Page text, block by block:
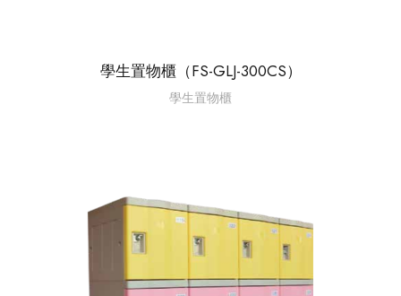
學生置物櫃（FS-GLJ-300CS）
學生置物櫃